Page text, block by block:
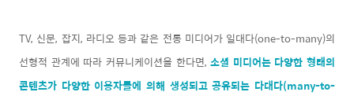
TV, 신문, 잡지, 라디오 등과 같은 전통 미디어가 일대다(one-to-many)의
선형적 관계에 따라 커뮤니케이션을 한다면,소셜 미디어는 다양한 형태의
콘텐츠가 다양한 이용자들에 의해 생성되고 공유되는 다대다(many-to-